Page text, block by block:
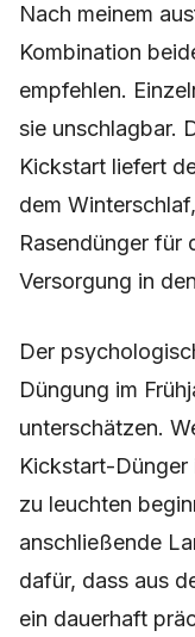
Nach meinem
Kombination
empfehlen.
sie unschlagbar.
Kickstart liefert
dem
Rasendünger für
Versorgung in
Der
Düngung im
unterschätzen.
Kickstart-Dünger
zu leuchten
anschließende
dafür, dass aus
ein dauerhaft